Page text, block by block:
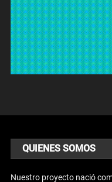
QUIENES SOMOS
Nuestro proyecto nació